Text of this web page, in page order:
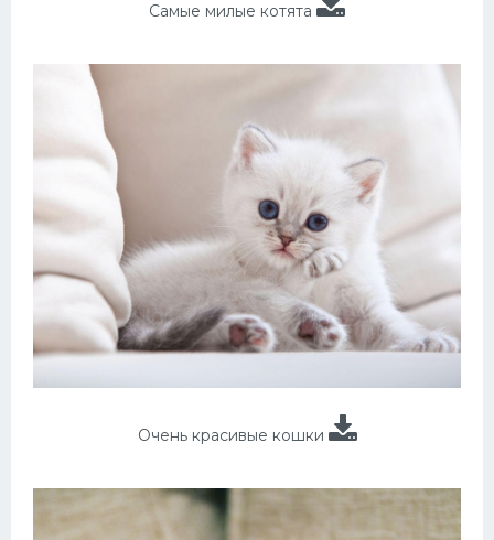
Самые милые котята
Очень красивые кошки